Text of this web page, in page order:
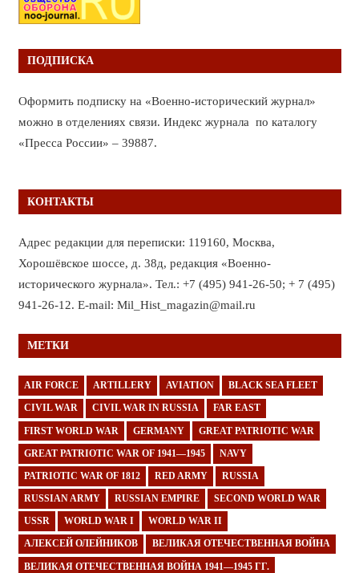
ПОДПИСКА
Оформить подписку на «Военно-исторический журнал»
можно в отделениях связи. Индекс журнала по каталогу
«Пресса России» – 39887.
КОНТАКТЫ
Адрес редакции для переписки: 119160, Москва,
Хорошёвское шоссе, д. 38д, редакция «Военно-
исторического журнала». Тел.: +7 (495) 941-26-50; + 7 (495)
941-26-12. E-mail: Mil_Hist_magazin@mail.ru
МЕТКИ
AIR FORCE ARTILLERY AVIATION BLACK SEA FLEET
CIVIL WAR CIVIL WAR IN RUSSIA FAR EAST
FIRST WORLD WAR GERMANY GREAT PATRIOTIC WAR
GREAT PATRIOTIC WAR OF 1941—1945 NAVY
PATRIOTIC WAR OF 1812 RED ARMY RUSSIA
RUSSIAN ARMY RUSSIAN EMPIRE SECOND WORLD WAR
USSR WORLD WAR I WORLD WAR II
АЛЕКСЕЙ ОЛЕЙНИКОВ ВЕЛИКАЯ ОТЕЧЕСТВЕННАЯ ВОЙНА
ВЕЛИКАЯ ОТЕЧЕСТВЕННАЯ ВОЙНА 1941—1945 ГГ.